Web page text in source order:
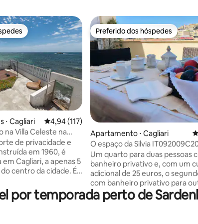
109 avaliações
⋅ Cagliari 4,94 de uma avaliação média de 5, 117
4,94 (117)
na Villa Celeste na
de privacidade e
em 1960, é
em Cagliari, a apenas 5
centro da cidade. É
Bernat, passando
atrás mostram
Preferido dos hóspedes
Preferido dos hóspedes
Apartamento ⋅ Cagliari
O espaço da Silvia
Um quarto para duas pessoas
banheiro privativo e, com um
adicional de 25 euros, o
com banheiro privativo para
pessoas do mesmo grupo,
acomodação ideal para 2+2
por temporada perto de